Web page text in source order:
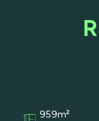
959m²